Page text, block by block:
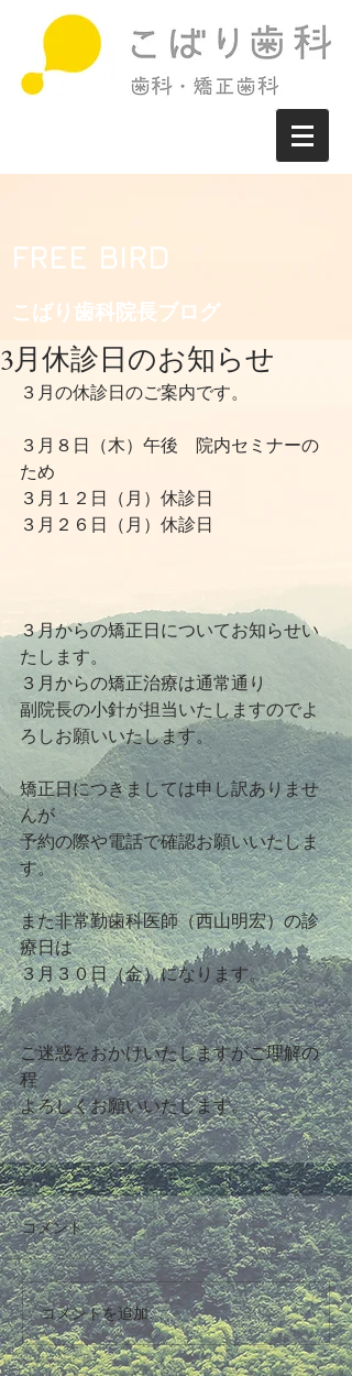
FREE BIRD
こばり歯科院長ブログ​
3月休診日のお知らせ
３月の休診日のご案内です。
３月８日（木）午後　院内セミナーの
ため
３月１２日（月）休診日
３月２６日（月）休診日
３月からの矯正日についてお知らせい
たします。
３月からの矯正治療は通常通り
副院長の小針が担当いたしますのでよ
ろしお願いいたします。
矯正日につきましては申し訳ありませ
んが
予約の際や電話で確認お願いいたしま
す。
また非常勤歯科医師（西山明宏）の診
療日は
３月３０日（金）になります。
ご迷惑をおかけいたしますがご理解の
程
よろしくお願いいたします。
コメント
コメントを追加…